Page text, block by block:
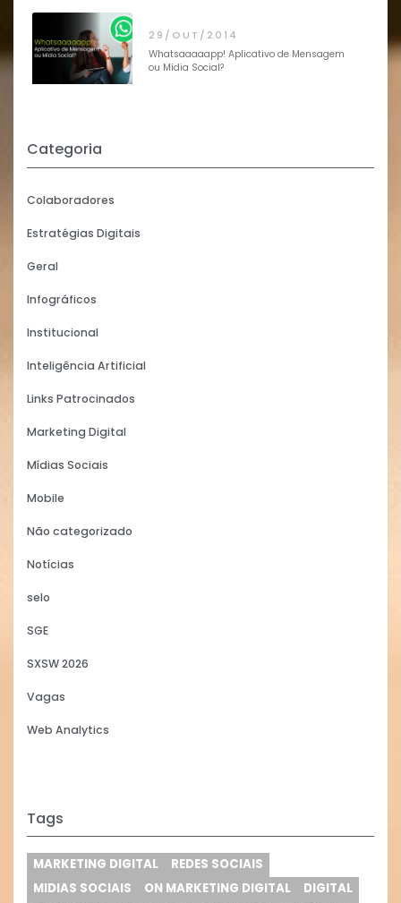
29/OUT/2014
Whatsaaaaapp! Aplicativo de Mensagem
ou Mídia Social?
Categoria
Colaboradores
Estratégias Digitais
Geral
Infográficos
Institucional
Inteligência Artificial
Links Patrocinados
Marketing Digital
Mídias Sociais
Mobile
Não categorizado
Notícias
selo
SGE
SXSW 2026
Vagas
Web Analytics
Tags
MARKETING DIGITAL
REDES SOCIAIS
MIDIAS SOCIAIS
ON MARKETING DIGITAL
DIGITAL